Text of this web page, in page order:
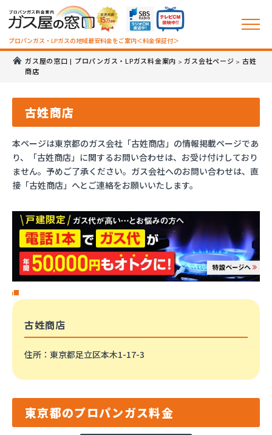
プロパンガス・LPガスの地域最安料金をご案内＜料金保証付＞
ガス屋の窓口 | プロパンガス・LPガス料金案内 >ガス会社ページ > 古姓
商店
古姓商店
本ページは東京都のガス会社「古姓商店」の情報掲載ページであ
り、「古姓商店」に関するお問い合わせは、お受け付けしており
ません。予めご了承ください。ガス会社へのお問い合わせは、直
接「古姓商店」へとご連絡をお願いいたします。
古姓商店
住所 ：東京都足立区本木1-17-3
東京都のプロパンガス料金